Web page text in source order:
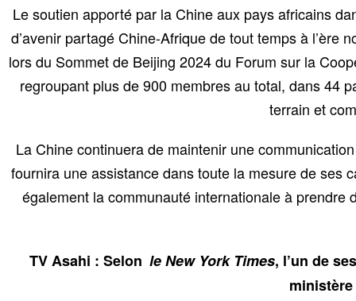
Le soutien apporté par la Chine aux pays africains
d’avenir partagé Chine-Afrique de tout temps à l’ère
lors du Sommet de Beijing 2024 du Forum sur la
regroupant plus de 900 membres au total, dans 44
terrain et
La Chine continuera de maintenir une
fournira une assistance dans toute la mesure de ses
également la communauté internationale à
TV Asahi : Selon le New York Times, l’un de